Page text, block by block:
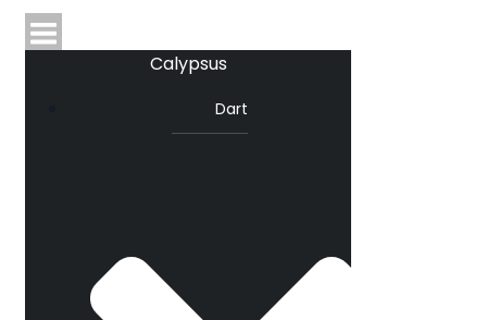
Calypsus
Dart